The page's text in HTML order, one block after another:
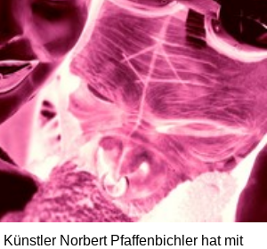
Norbert Pfaffenbichler hat mit